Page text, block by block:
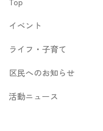
ブ
イベント
ライフ・子育て
区民へのお知らせ
活動ニュース